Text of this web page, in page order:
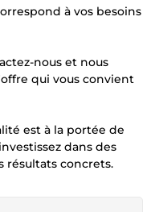
à vos besoins
nous et nous
qui vous convient
est à la portée de
dans des
résultats concrets.